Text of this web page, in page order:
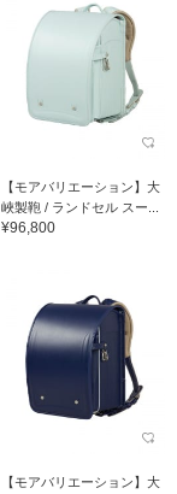
【モアバリエーション】大
峽製鞄 / ランドセル スー...
¥96,800
【モアバリエーション】大